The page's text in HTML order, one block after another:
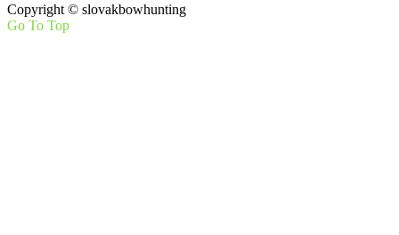
Copyright © slovakbowhunting
Go To Top